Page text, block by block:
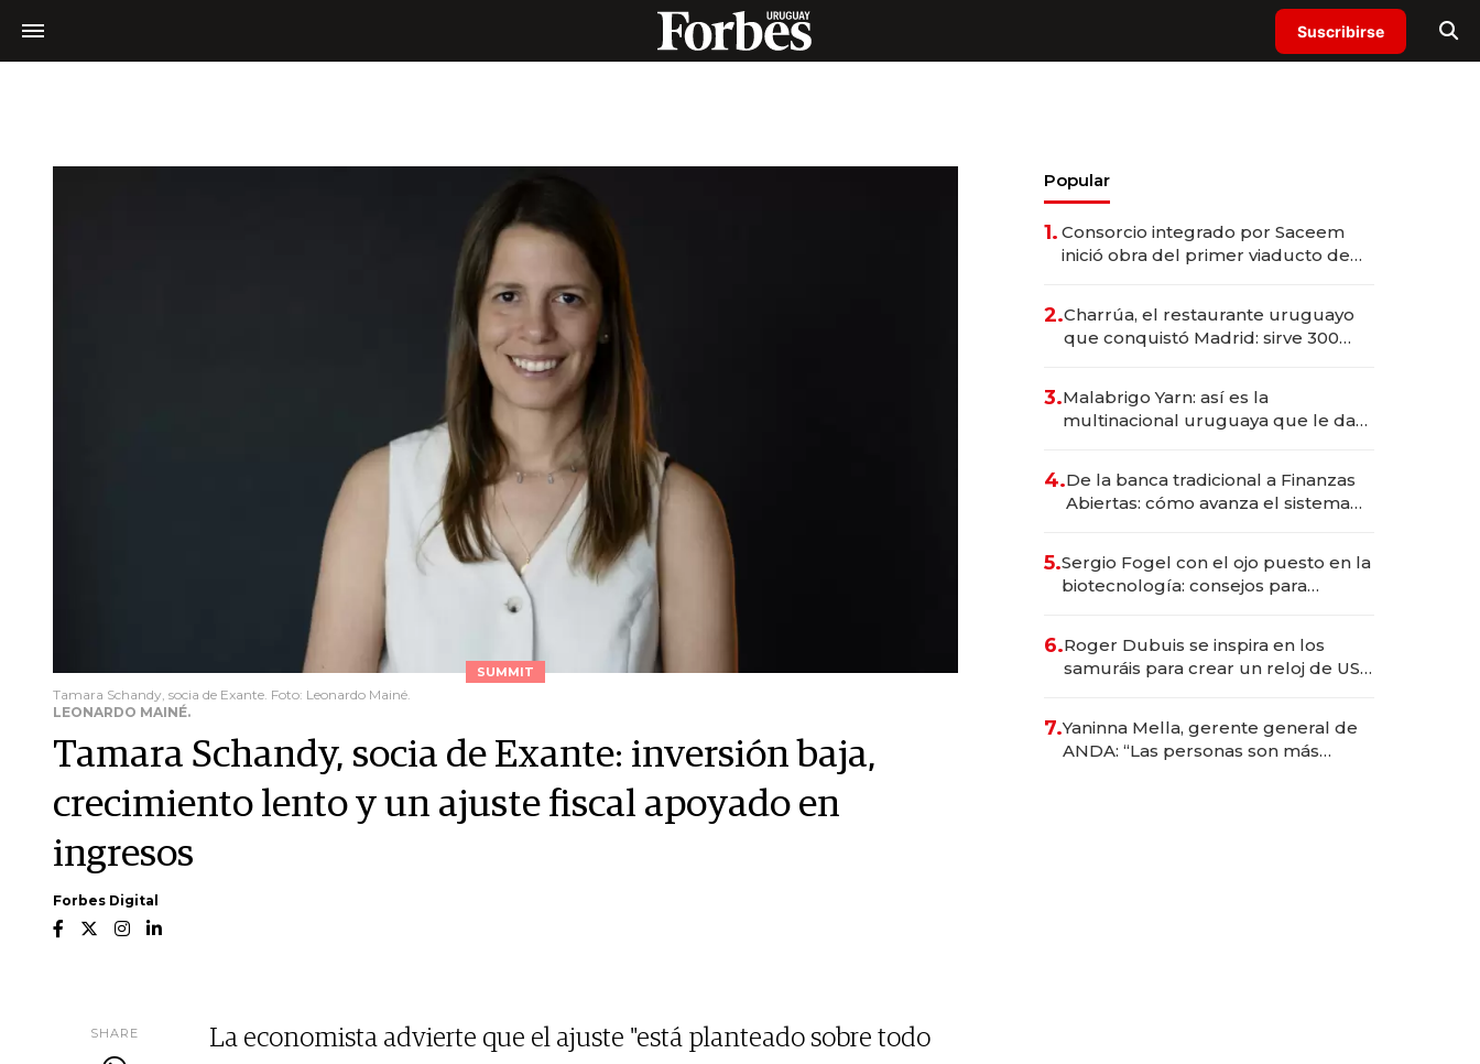
Suscribirse
SUMMIT
Tamara Schandy, socia de Exante. Foto: Leonardo Mainé.
LEONARDO MAINÉ.
Tamara Schandy, socia de Exante: inversión baja,
crecimiento lento y un ajuste fiscal apoyado en
ingresos
Forbes Digital
SHARE
La economista advierte que el ajuste "está planteado sobre todo
Popular
1. Consorcio integrado por Saceem
inició obra del primer viaducto de
millones
2.Charrúa, el restaurante uruguayo
que conquistó Madrid: sirve 300
prepara apertura
3.Malabrigo Yarn: así es la
multinacional uruguaya que le da
4.De la banca tradicional a Finanzas
Abiertas: cómo avanza el sistema
5.Sergio Fogel con el ojo puesto en la
biotecnología: consejos para
6.Roger Dubuis se inspira en los
samuráis para crear un reloj de US$
7.Yaninna Mella, gerente general de
ANDA: “Las personas son más